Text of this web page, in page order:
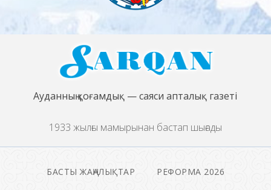
Ауданның қоғамдық — саяси апталық газеті
1933 жылғы мамырынан бастап шығады
БАСТЫ ЖАҢАЛЫҚТАР РЕФОРМА 2026